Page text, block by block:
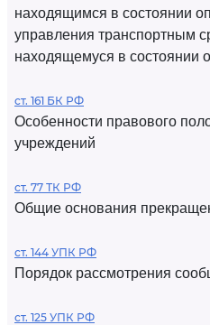
находящимся в состоянии
управления транспортным
находящемуся в состоянии
ст. 161 БК РФ
Особенности правового
учреждений
ст. 77 ТК РФ
Общие основания
ст. 144 УПК РФ
Порядок рассмотрения
ст. 125 УПК РФ